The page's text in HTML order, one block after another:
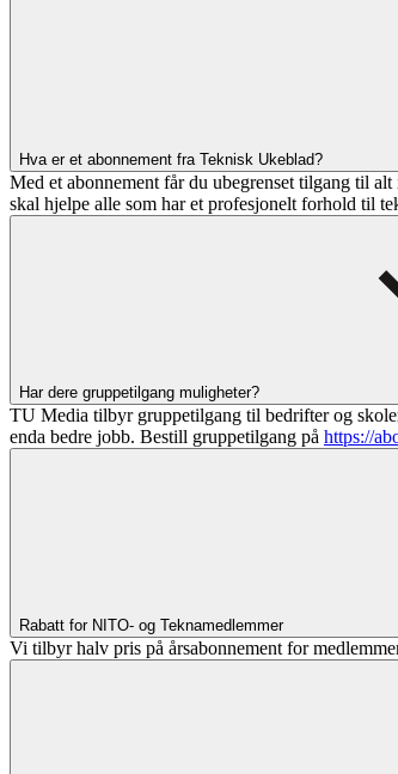
Hva er et abonnement fra Teknisk Ukeblad?
Med et abonnement får du ubegrenset tilgang til
skal hjelpe alle som har et profesjonelt forhold til
Har dere gruppetilgang muligheter?
TU Media tilbyr gruppetilgang til bedrifter og
enda bedre jobb. Bestill gruppetilgang på https://
Rabatt for NITO- og Teknamedlemmer
Vi tilbyr halv pris på årsabonnement for